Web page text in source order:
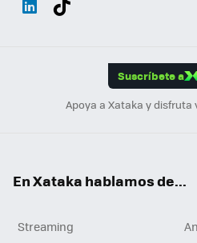
Suscríbete a
Apoya a Xataka y
En Xataka hablamos de...
Streaming